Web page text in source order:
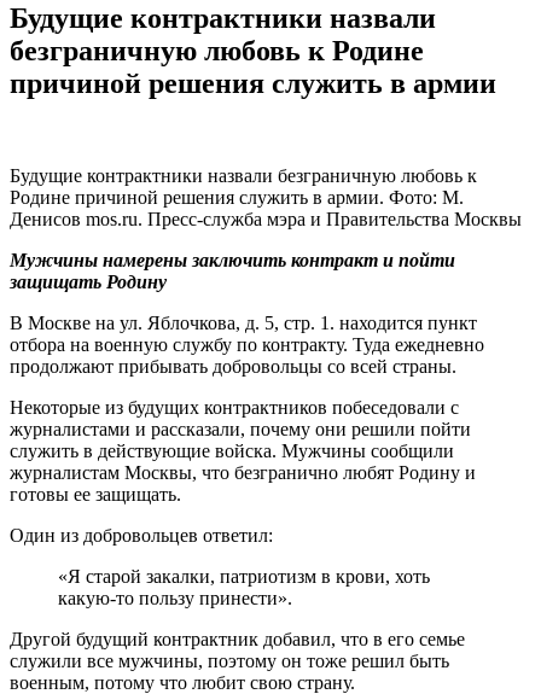
Будущие контрактники назвали
безграничную любовь к Родине
причиной решения служить в армии
Будущие контрактники назвали безграничную любовь к
Родине причиной решения служить в армии. Фото: М.
Денисов mos.ru. Пресс-служба мэра и Правительства Москвы
Мужчины намерены заключить контракт и пойти
защищать Родину
В Москве на ул. Яблочкова, д. 5, стр. 1. находится пункт
отбора на военную службу по контракту. Туда ежедневно
продолжают прибывать добровольцы со всей страны.
Некоторые из будущих контрактников побеседовали с
журналистами и рассказали, почему они решили пойти
служить в действующие войска. Мужчины сообщили
журналистам Москвы, что безгранично любят Родину и
готовы ее защищать.
Один из добровольцев ответил:
«Я старой закалки, патриотизм в крови, хоть
какую-то пользу принести».
Другой будущий контрактник добавил, что в его семье
служили все мужчины, поэтому он тоже решил быть
военным, потому что любит свою страну.